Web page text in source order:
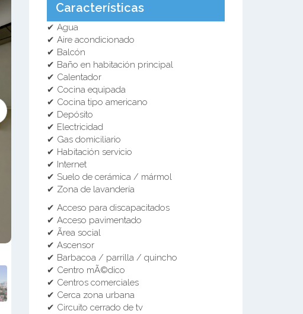
Características
✔ Agua
✔ Aire acondicionado
✔ Balcón
✔ Baño en habitación principal
✔ Calentador
✔ Cocina equipada
✔ Cocina tipo americano
✔ Depósito
✔ Electricidad
✔ Gas domiciliario
✔ Habitación servicio
✔ Internet
✔ Suelo de cerámica / mármol
✔ Zona de lavandería
✔ Acceso para discapacitados
✔ Acceso pavimentado
✔ Ãrea social
✔ Ascensor
✔ Barbacoa / parrilla / quincho
✔ Centro mÃ©dico
✔ Centros comerciales
✔ Cerca zona urbana
✔ Circuito cerrado de tv